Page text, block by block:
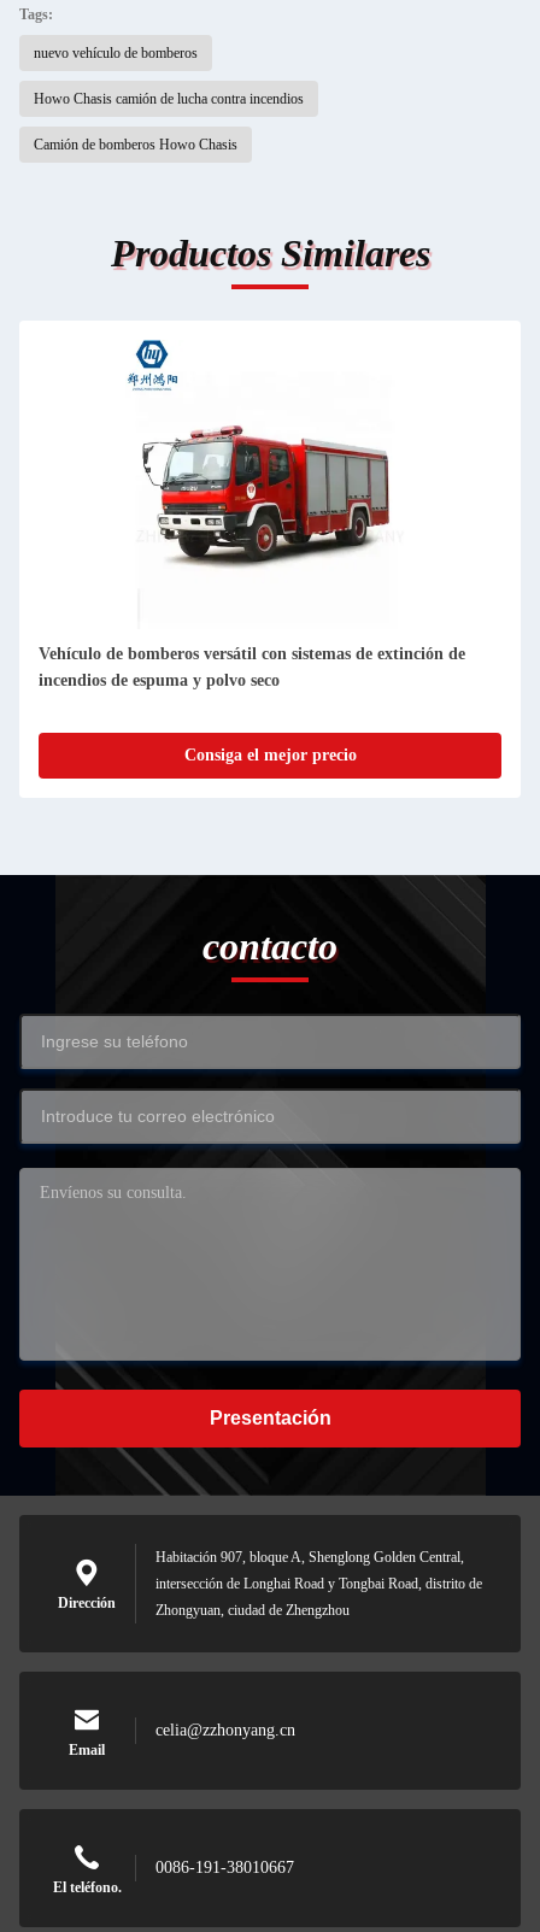
Tags:
nuevo vehículo de bomberos
Howo Chasis camión de lucha contra incendios
Camión de bomberos Howo Chasis
Productos Similares
Vehículo de bomberos versátil con sistemas de extinción de
incendios de espuma y polvo seco
Consiga el mejor precio
contacto
Presentación
Dirección
Habitación 907, bloque A, Shenglong Golden Central,
intersección de Longhai Road y Tongbai Road, distrito de
Zhongyuan, ciudad de Zhengzhou
Email
celia@zzhonyang.cn
El teléfono.
0086-191-38010667